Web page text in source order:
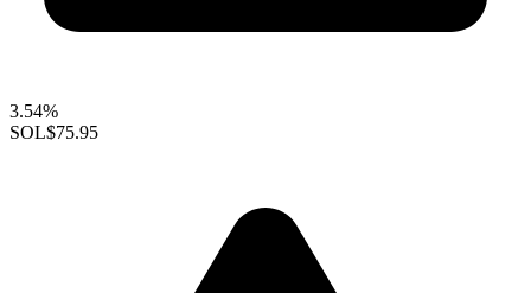
3.54%
SOL$75.95